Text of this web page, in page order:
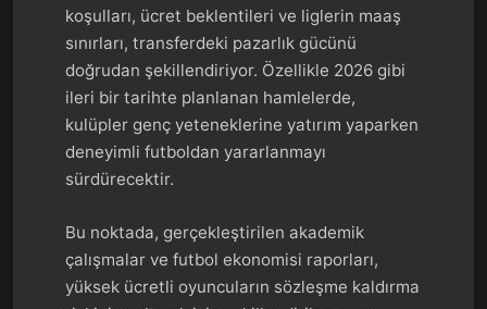
koşulları, ücret beklentileri ve liglerin maaş
sınırları, transferdeki pazarlık gücünü
doğrudan şekillendiriyor. Özellikle 2026 gibi
ileri bir tarihte planlanan hamlelerde,
kulüpler genç yeteneklerine yatırım yaparken
deneyimli futboldan yararlanmayı
sürdürecektir.
Bu noktada, gerçekleştirilen akademik
çalışmalar ve futbol ekonomisi raporları,
yüksek ücretli oyuncuların sözleşme kaldırma